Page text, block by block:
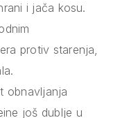
i jača kosu.
protiv starenja,
obnavljanja
još dublje u